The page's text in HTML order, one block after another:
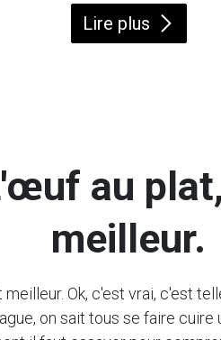
Lire plus
au
meilleur.
meilleur. Ok, c'est vrai, c'est
on sait tous se faire cuire